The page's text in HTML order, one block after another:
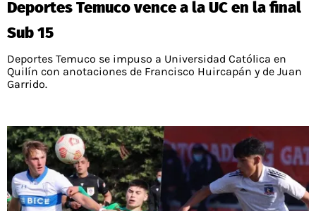
PALESTINO
UNION ESPAÑOLA
CAMPEONATO NACIONAL
GUÍAS
PRONÓSTICOS
FÚTBOL INTERNACIONAL
COPA LIBERTADORES
COPA SUDAMERICANA
CHAMPIONS LEAGUE
EUROPA LEAGUE
CHILENOS POR EL MUNDO
ALEXIS SANCHEZ
DARIO OSORIO
DAMIAN PIZARRO
MERCADO DE FICHAJES
TENIS
ELIMINATORIAS CONMEBOL
FEMENINO
Deportes Temuco vence a la UC en la final
Sub 15
Deportes Temuco se impuso a Universidad Católica en
Quilín con anotaciones de Francisco Huircapán y de Juan
Garrido.